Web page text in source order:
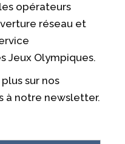
opérateurs
réseau et
Jeux Olympiques.
sur nos
à notre newsletter.